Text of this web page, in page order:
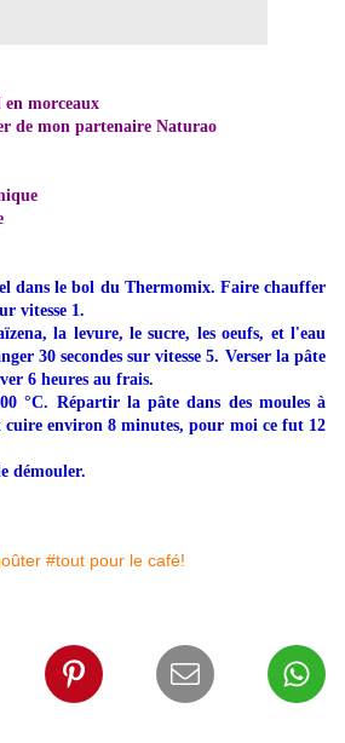
en morceaux
de mon partenaire Naturao
dans le bol du Thermomix. Faire chauffer
vitesse 1.
la levure, le sucre, les oeufs, et l'eau
30 secondes sur vitesse 5. Verser la pâte
6 heures au frais.
°C. Répartir la pâte dans des moules à
cuire environ 8 minutes, pour moi ce fut 12
démouler.
#tout pour le café!